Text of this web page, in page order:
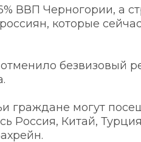
ВВП Черногории, а
которые сейчас
отменило безвизовый
граждане могут
Россия, Китай,